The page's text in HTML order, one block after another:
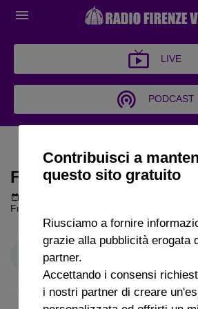
LIVE
PODCAST
FIRENZE IN
FIRENZE IN CAMPO
Francesco Pagani a Radio FirenzeViola
Contribuisci a
questo sito gratuito
Riusciamo a fornire
grazie alla pubblicità erogata
partner.
Accettando i consensi
i nostri partner di creare